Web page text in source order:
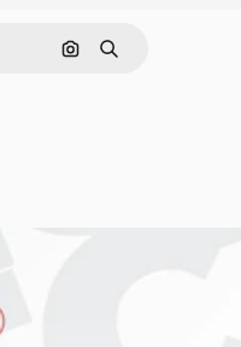
Rechercher par image
Rechercher